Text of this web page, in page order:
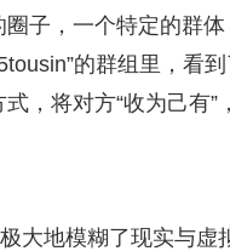
子，一个特定的群
的群组里，看
，将对方“收为己有”
大地模糊了现实与虚